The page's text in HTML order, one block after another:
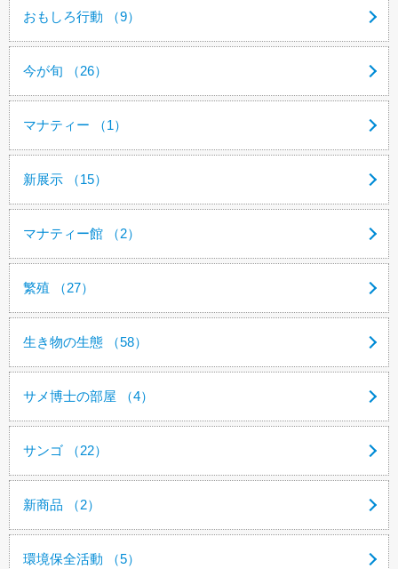
おもしろ行動 （9）
今が旬 （26）
マナティー （1）
新展示 （15）
マナティー館 （2）
繁殖 （27）
生き物の生態 （58）
サメ博士の部屋 （4）
サンゴ （22）
新商品 （2）
環境保全活動 （5）